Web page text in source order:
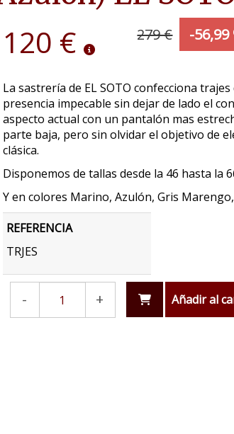
120 € 279 € -56,99
La sastrería de EL SOTO confecciona
presencia impecable sin dejar de lado el
aspecto actual con un pantalón mas
parte baja, pero sin olvidar el objetivo de
clásica.
Disponemos de tallas desde la 46 hasta la
Y en colores Marino, Azulón, Gris
REFERENCIA
TRJES
- + Añadir al